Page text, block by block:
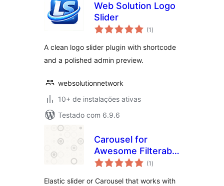
Web Solution Logo
Slider
(1 total
de
)
A clean logo slider plugin with shortcode
and a polished admin preview.
websolutionnetwork
10+ de instalações ativas
Testado com 6.9.6
Carousel for
Awesome Filterable
Portfolio
(1 total
de
)
Elastic slider or Carousel that works with